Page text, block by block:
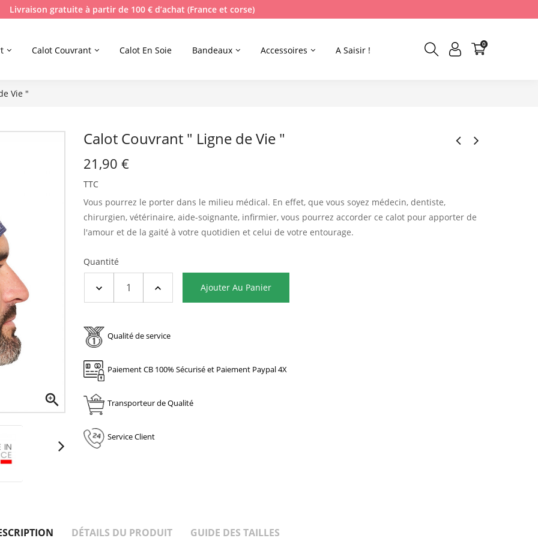
Livraison gratuite à partir de 100 € d’achat (France et corse)
Calot Couvrant Calot En Soie Bandeaux Accessoires A Saisir !
0
Vie "

Calot Couvrant " Ligne de Vie "
21,90 €
TTC
Vous pourrez le porter dans le milieu médical. En effet, que vous soyez médecin, dentiste,
chirurgien, vétérinaire, aide-soignante, infirmier, vous pourrez accorder ce calot pour apporter de
l'amour et de la gaité à votre quotidien et celui de votre entourage.
Quantité
Ajouter Au Panier
Qualité de service
Paiement CB 100% Sécurisé et Paiement Paypal 4X
Transporteur de Qualité
Service Client
DÉTAILS DU PRODUIT GUIDE DES TAILLES